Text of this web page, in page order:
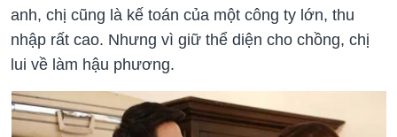
anh, chị cũng là kế toán của một công ty lớn, thu
nhập rất cao. Nhưng vì giữ thể diện cho chồng, chị
lui về làm hậu phương.